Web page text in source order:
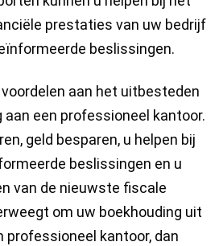
prestaties van uw bedrijf
beslissingen.
aan het uitbesteden
aan een professioneel kantoor.
geld besparen, u helpen bij
beslissingen en u
van de nieuwste fiscale
om uw boekhouding uit
professioneel kantoor, dan